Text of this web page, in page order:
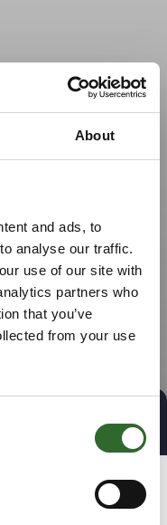
About
and ads, to
analyse our traffic.
use of our site with
partners who
that you’ve
from your use